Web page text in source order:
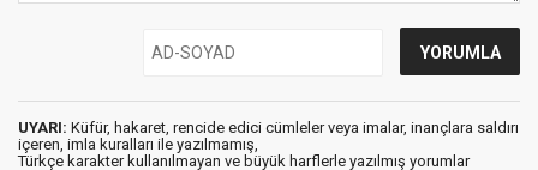
UYARI: Küfür, hakaret, rencide edici cümleler veya imalar, inançlara saldırı
içeren, imla kuralları ile yazılmamış,
Türkçe karakter kullanılmayan ve büyük harflerle yazılmış yorumlar